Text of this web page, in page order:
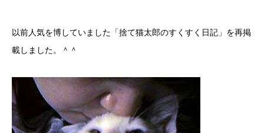
以前人気を博していました「捨て猫太郎のすくすく日記」を再掲
載しました。＾＾